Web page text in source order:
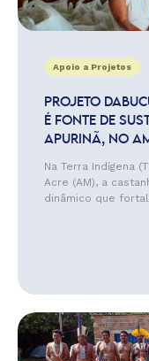
Apoio a Projetos
PROJETO
É FONTE DE
APURINÃ, NO
Na Terra Indígena
Acre (AM), a
dinâmico que